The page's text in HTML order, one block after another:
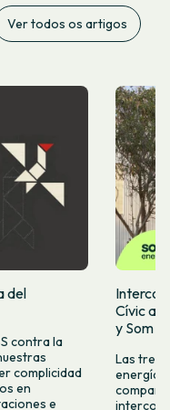
Ver todos os artigos
del
contra la
complicidad
en
e
Cívic
y Som
Las tres
energía,